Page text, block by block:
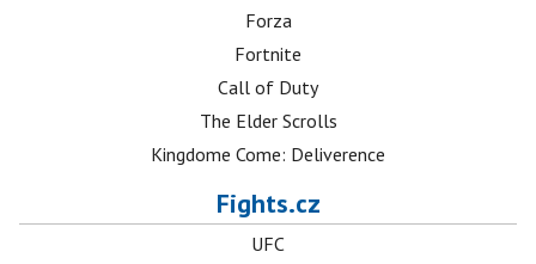
Forza
Fortnite
Call of Duty
The Elder Scrolls
Kingdome Come: Deliverence
Fights.cz
UFC